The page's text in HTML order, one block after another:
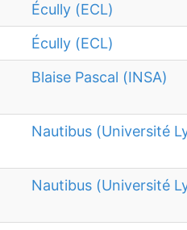
Écully (ECL)
Écully (ECL)
Blaise Pascal (INSA)
Nautibus (Université
Nautibus (Université